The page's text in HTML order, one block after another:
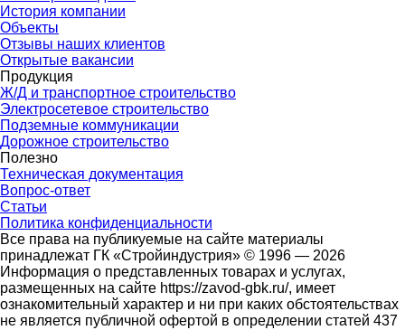
История компании
Объекты
Отзывы наших клиентов
Открытые вакансии
Продукция
Ж/Д и транспортное строительство
Электросетевое строительство
Подземные коммуникации
Дорожное строительство
Полезно
Техническая документация
Вопрос-ответ
Статьи
Политика конфиденциальности
Все права на публикуемые на сайте материалы
принадлежат ГК «Стройиндустрия» © 1996 — 2026
Информация о представленных товарах и услугах,
размещенных на сайте https://zavod-gbk.ru/, имеет
ознакомительный характер и ни при каких обстоятельствах
не является публичной офертой в определении статей 437